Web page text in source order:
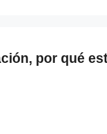
por qué